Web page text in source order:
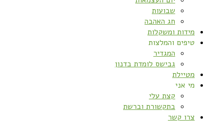
שבועות
חג האהבה
מידות ומשקלות
טיפים והמלצות
המגדיר
גבישס לומדת בדנון
מטיילת
מי אני
קצת עלי
בתקשורת וברשת
צרו קשר